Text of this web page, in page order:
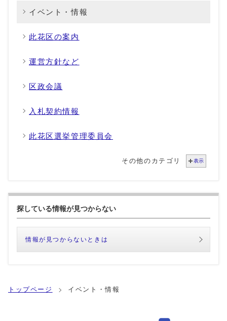
イベント・情報
此花区の案内
運営方針など
区政会議
入札契約情報
此花区選挙管理委員会
その他のカテゴリ 表示
探している情報が見つからない
情報が見つからないときは
トップページ イベント・情報